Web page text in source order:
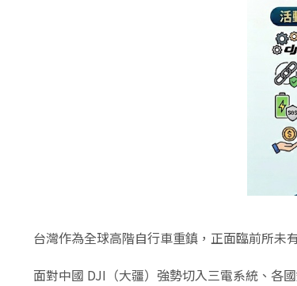
台灣作為全球高階自行車重鎮，正面臨前所未
面對中國 DJI（大疆）強勢切入三電系統、各